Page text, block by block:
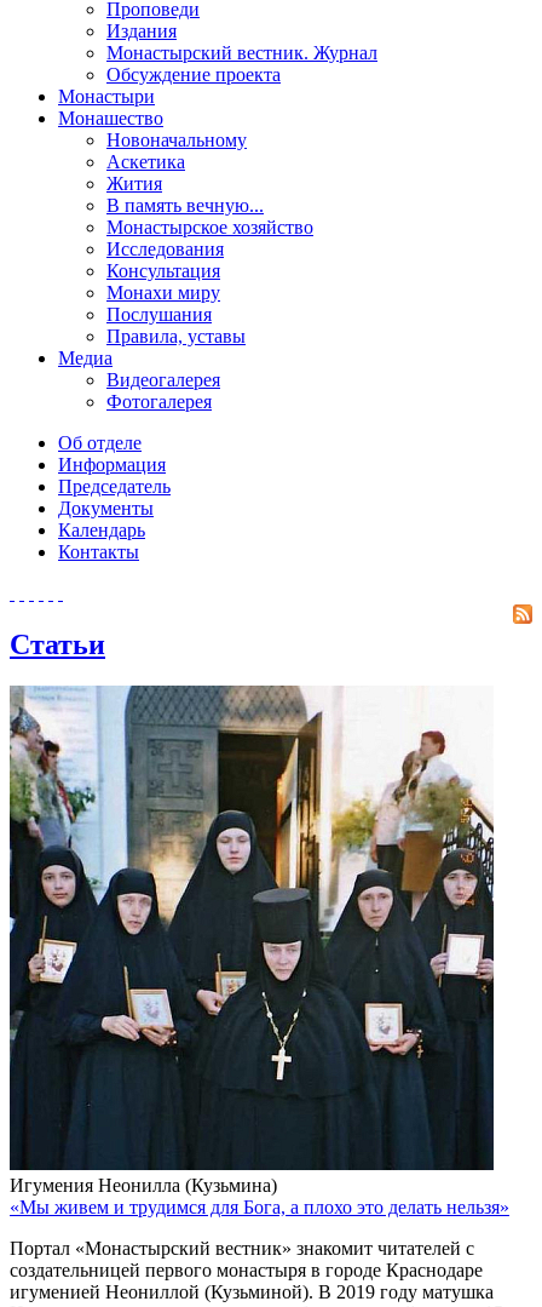
Проповеди
Издания
Монастырский вестник. Журнал
Обсуждение проекта
Монастыри
Монашество
Новоначальному
Аскетика
Жития
В память вечную...
Монастырское хозяйство
Исследования
Консультация
Монахи миру
Послушания
Правила, уставы
Медиа
Видеогалерея
Фотогалерея
Об отделе
Информация
Председатель
Документы
Календарь
Контакты
Статьи
Игумения Неонилла (Кузьмина)
«Мы живем и трудимся для Бога, а плохо это делать нельзя»
Портал «Монастырский вестник» знакомит читателей с
создательницей первого монастыря в городе Краснодаре
игуменией Неониллой (Кузьминой). В 2019 году матушка